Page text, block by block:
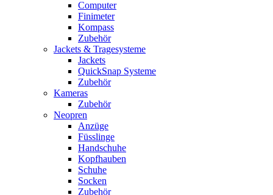
Computer
Finimeter
Kompass
Zubehör
Jackets & Tragesysteme
Jackets
QuickSnap Systeme
Zubehör
Kameras
Zubehör
Neopren
Anzüge
Füsslinge
Handschuhe
Kopfhauben
Schuhe
Socken
Zubehör